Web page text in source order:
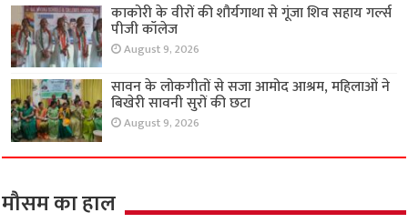
काकोरी के वीरों की शौर्यगाथा से गूंजा शिव सहाय गर्ल्स
पीजी कॉलेज
August 9, 2026
सावन के लोकगीतों से सजा आमोद आश्रम, महिलाओं ने
बिखेरी सावनी सुरों की छटा
August 9, 2026
मौसम का हाल